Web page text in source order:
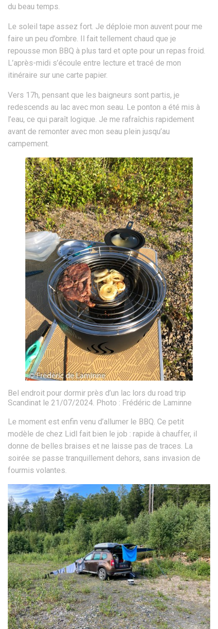
du beau temps.
Le soleil tape assez fort. Je déploie mon auvent pour me
faire un peu d’ombre. Il fait tellement chaud que je
repousse mon BBQ à plus tard et opte pour un repas froid.
L’après-midi s’écoule entre lecture et tracé de mon
itinéraire sur une carte papier.
Vers 17h, pensant que les baigneurs sont partis, je
redescends au lac avec mon seau. Le ponton a été mis à
l’eau, ce qui paraît logique. Je me rafraîchis rapidement
avant de remonter avec mon seau plein jusqu’au
campement.
Bel endroit pour dormir près d’un lac lors du road trip
Scandinat le 21/07/2024. Photo : Frédéric de Laminne
Le moment est enfin venu d’allumer le BBQ. Ce petit
modèle de chez Lidl fait bien le job : rapide à chauffer, il
donne de belles braises et ne laisse pas de traces. La
soirée se passe tranquillement dehors, sans invasion de
fourmis volantes.